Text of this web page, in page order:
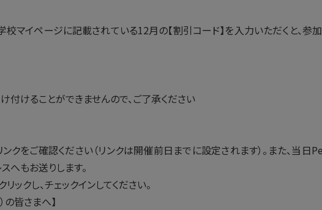
マイページに記載されている12月の【割引コード】を入力いただくと、参
けることができませんので、ご了承ください
ンクをご確認ください（リンクは開催前日までに設定されます）。また、当
へもお送りします。
ックし、チェックインしてください。
の皆さまへ】